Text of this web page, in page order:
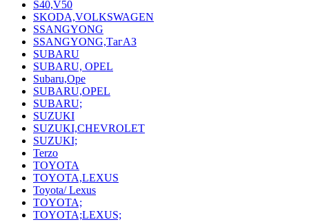
S40,V50
SKODA,VOLKSWAGEN
SSANGYONG
SSANGYONG,ТагАЗ
SUBARU
SUBARU, OPEL
Subaru,Ope
SUBARU,OPEL
SUBARU;
SUZUKI
SUZUKI,CHEVROLET
SUZUKI;
Terzo
TOYOTA
TOYOTA,LEXUS
Toyota/ Lexus
TOYOTA;
TOYOTA;LEXUS;